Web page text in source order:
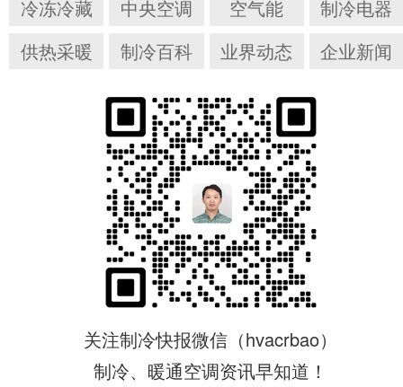
冷冻冷藏 中央空调 空气能
制冷电器
供热采暖
制冷百科 业界动态 企业新闻
关注制冷快报微信（hvacrbao）
制冷、暖通空调资讯早知道！